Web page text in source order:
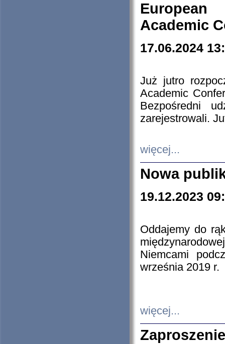
European
Academic
17.06.2024
Już jutro
Academic
Bezpośredni
zarejestrowali.
więcej...
Nowa
19.12.2023
Oddajemy do
Niemcami
września 2019 r.
więcej...